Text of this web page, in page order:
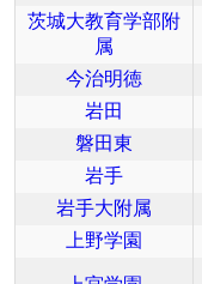
茨城大教育学部附
属
今治明徳
岩田
磐田東
岩手
岩手大附属
上野学園